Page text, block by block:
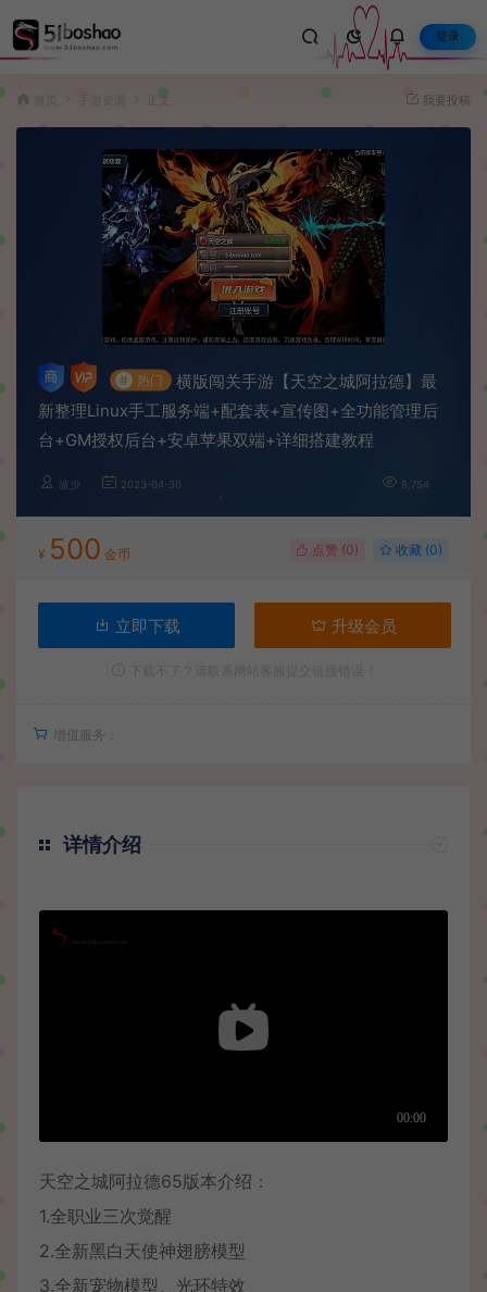
登录
手游资源 正文 我要投稿
# 热门
横版闯关手游【天空之城阿拉德】最
新整理Linux手工服务端+配套表+宣传图+全功能管理后
台+GM授权后台+安卓苹果双端+详细搭建教程
波少 2023-04-30 9,754
¥ 500 金币 点赞 (0) 收藏 (0)
立即下载 升级会员
增值服务：
详情介绍
天空之城阿拉德65版本介绍：
1.全职业三次觉醒
2.全新黑白天使神翅膀模型
3.全新宠物模型、光环特效